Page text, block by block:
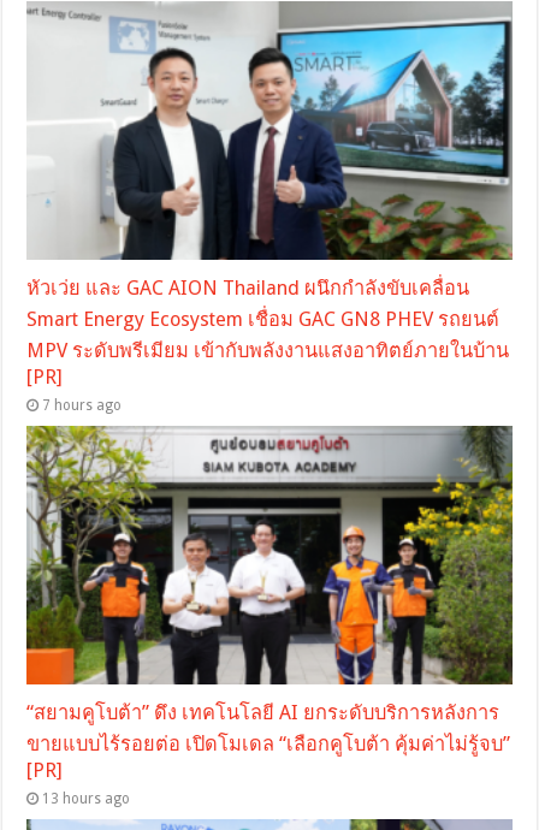
หัวเว่ย และ GAC AION Thailand ผนึกกำลังขับเคลื่อน
Smart Energy Ecosystem เชื่อม GAC GN8 PHEV รถยนต์
MPV ระดับพรีเมียม เข้ากับพลังงานแสงอาทิตย์ภายในบ้าน
[PR]
7 hours ago
“สยามคูโบต้า” ดึง เทคโนโลยี AI ยกระดับบริการหลังการ
ขายแบบไร้รอยต่อ เปิดโมเดล “เลือกคูโบต้า คุ้มค่าไม่รู้จบ”
[PR]
13 hours ago